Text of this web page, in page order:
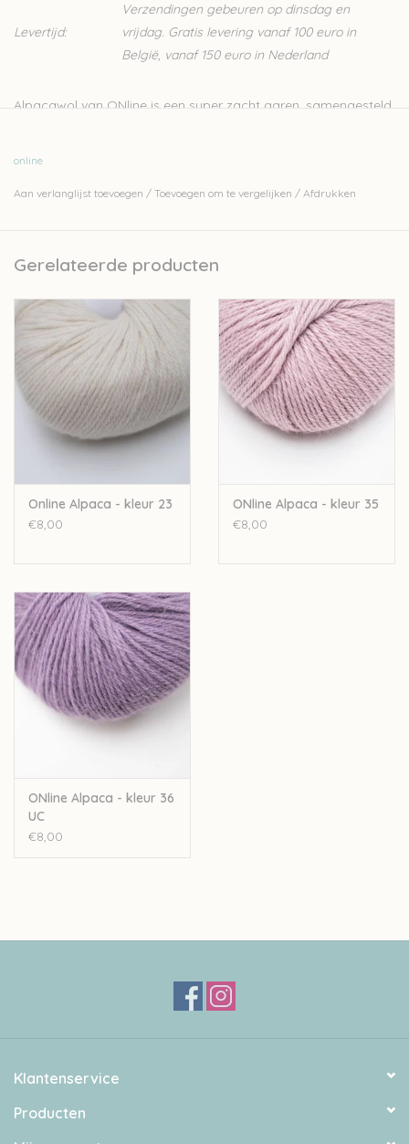
Levertijd:
Verzendingen gebeuren op dinsdag en
vrijdag. Gratis levering vanaf 100 euro in
België, vanaf 150 euro in Nederland
Alpacawol van ONline is een super zacht garen, samengesteld
Handwas
Let op: de kleur op beeld kan afwijken van de werkelijke kleur.
online
Aan verlanglijst toevoegen / Toevoegen om te vergelijken / Afdrukken
Gerelateerde producten
Online Alpaca - kleur 23
€8,00
ONline Alpaca - kleur 35
€8,00
ONline Alpaca - kleur 36
UC
€8,00
Klantenservice
Producten